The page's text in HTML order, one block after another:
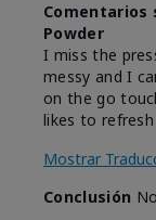
Comentarios
Powder
I miss the
messy and I
on the go
likes to
Mostrar
Conclusión